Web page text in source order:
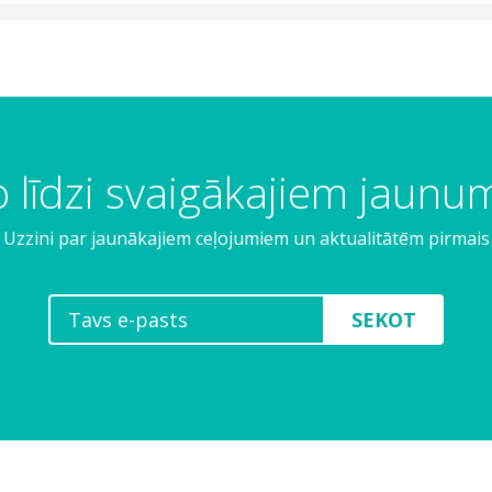
līdzi svaigākajiem
Uzzini par jaunākajiem ceļojumiem un aktualitātēm pirmais
SEKOT